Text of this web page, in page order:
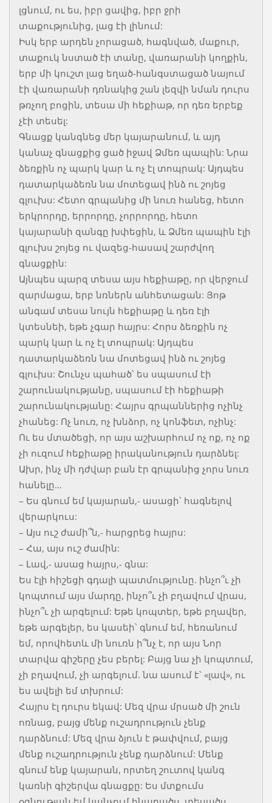
լցնում, ու ես, իբր ցավից, իբր ջրի
տաքությունից, լաց էի լինում:
Իսկ երբ արդեն չորացած, հագնված, մաքուր,
տաքուկ նստած էի տանը, վառարանի կողքին,
երբ մի կուշտ լաց եղած-հանգստացած նայում
էի վառարանի դռնակից շան լեզվի նման դուրս
թռչող բոցին, տեսա մի հեքիաթ, որ դեռ երբեք
չէի տեսել:
Գնացք կանգնեց մեր կայարանում, և այդ
կանաչ գնացքից ցած իջավ Ձմեռ պապին: Նրա
ձեռքին ոչ պարկ կար և ոչ էլ տոպրակ: Այդպես
դատարկաձեռն նա մոտեցավ ինձ ու շոյեց
գլուխս: Հետո գրպանից մի նուռ հանեց, հետո
երկրորդը, երրորդը, չորրորդը, հետո
կայարանի զանգը խփեցին, և Ձմեռ պապին էլի
գլուխս շոյեց ու վազեց-հասավ շարժվող
գնացքին:
Այնպես պարզ տեսա այս հեքիաթը, որ վերջում
զարմացա, երբ նռներն անհետացան: Յոթ
անգամ տեսա նույն հեքիաթը և դեռ էլի
կտեսնեի, եթե չգար հայրս: Հորս ձեռքին ոչ
պարկ կար և ոչ էլ տոպրակ: Այդպես
դատարկաձեռն նա մոտեցավ ինձ ու շոյեց
գլուխս: Շունչս պահած՝ ես սպասում էի
շարունակությանը, սպասում էի հեքիաթի
շարունակությանը: Հայրս գրպաններից ոչինչ
չհանեց: Ոչ նուռ, ոչ խնձոր, ոչ կոնֆետ, ոչինչ:
Ու ես մտածեցի, որ այս աշխարհում ոչ ոք, ոչ ոք
չի ուզում հեքիաթը իրականություն դարձնել:
Ախր, ինչ մի դժվար բան էր գրպանից չորս նուռ
հանելը…
– Ես գնում եմ կայարան,- ասացի՝ հագնելով
վերարկուս:
– Այս ուշ ժամի՞ն,- հարցրեց հայրս:
– Հա, այս ուշ ժամին:
– Լավ,- ասաց հայրս,- գնա:
Ես էլի հիշեցի գդալի պատմությունը. ինչո՞ւ չի
կոպտում այս մարդը, ինչո՞ւ չի բղավում վրաս,
ինչո՞ւ չի արգելում: Եթե կոպտեր, եթե բղավեր,
եթե արգելեր, ես կասեի՝ գնում եմ, հեռանում
եմ, որովհետև մի նուռն ի՞նչ է, որ այս Նոր
տարվա գիշերը չես բերել: Բայց նա չի կոպտում,
չի բղավում, չի արգելում. նա ասում է՝ «լավ», ու
ես ավելի եմ տխրում:
Հայրս էլ դուրս եկավ: Մեզ վրա մրսած մի շուն
ոռնաց, բայց մենք ուշադրություն չենք
դարձնում: Մեզ վրա ձյուն է թափվում, բայց
մենք ուշադրություն չենք դարձնում: Մենք
գնում ենք կայարան, որտեղ շուտով կանգ
կառնի գիշերվա գնացքը: Ես մտքումս